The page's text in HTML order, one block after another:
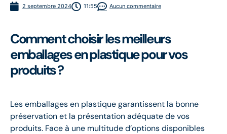
2 septembre 2024 11:55 Aucun commentaire
Comment choisir les meilleurs
emballages en plastique pour vos
produits ?
Les emballages en plastique garantissent la bonne
préservation et la présentation adéquate de vos
produits. Face à une multitude d’options disponibles